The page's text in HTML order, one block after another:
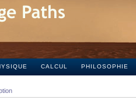
CALCUL PHILOSOPHIE